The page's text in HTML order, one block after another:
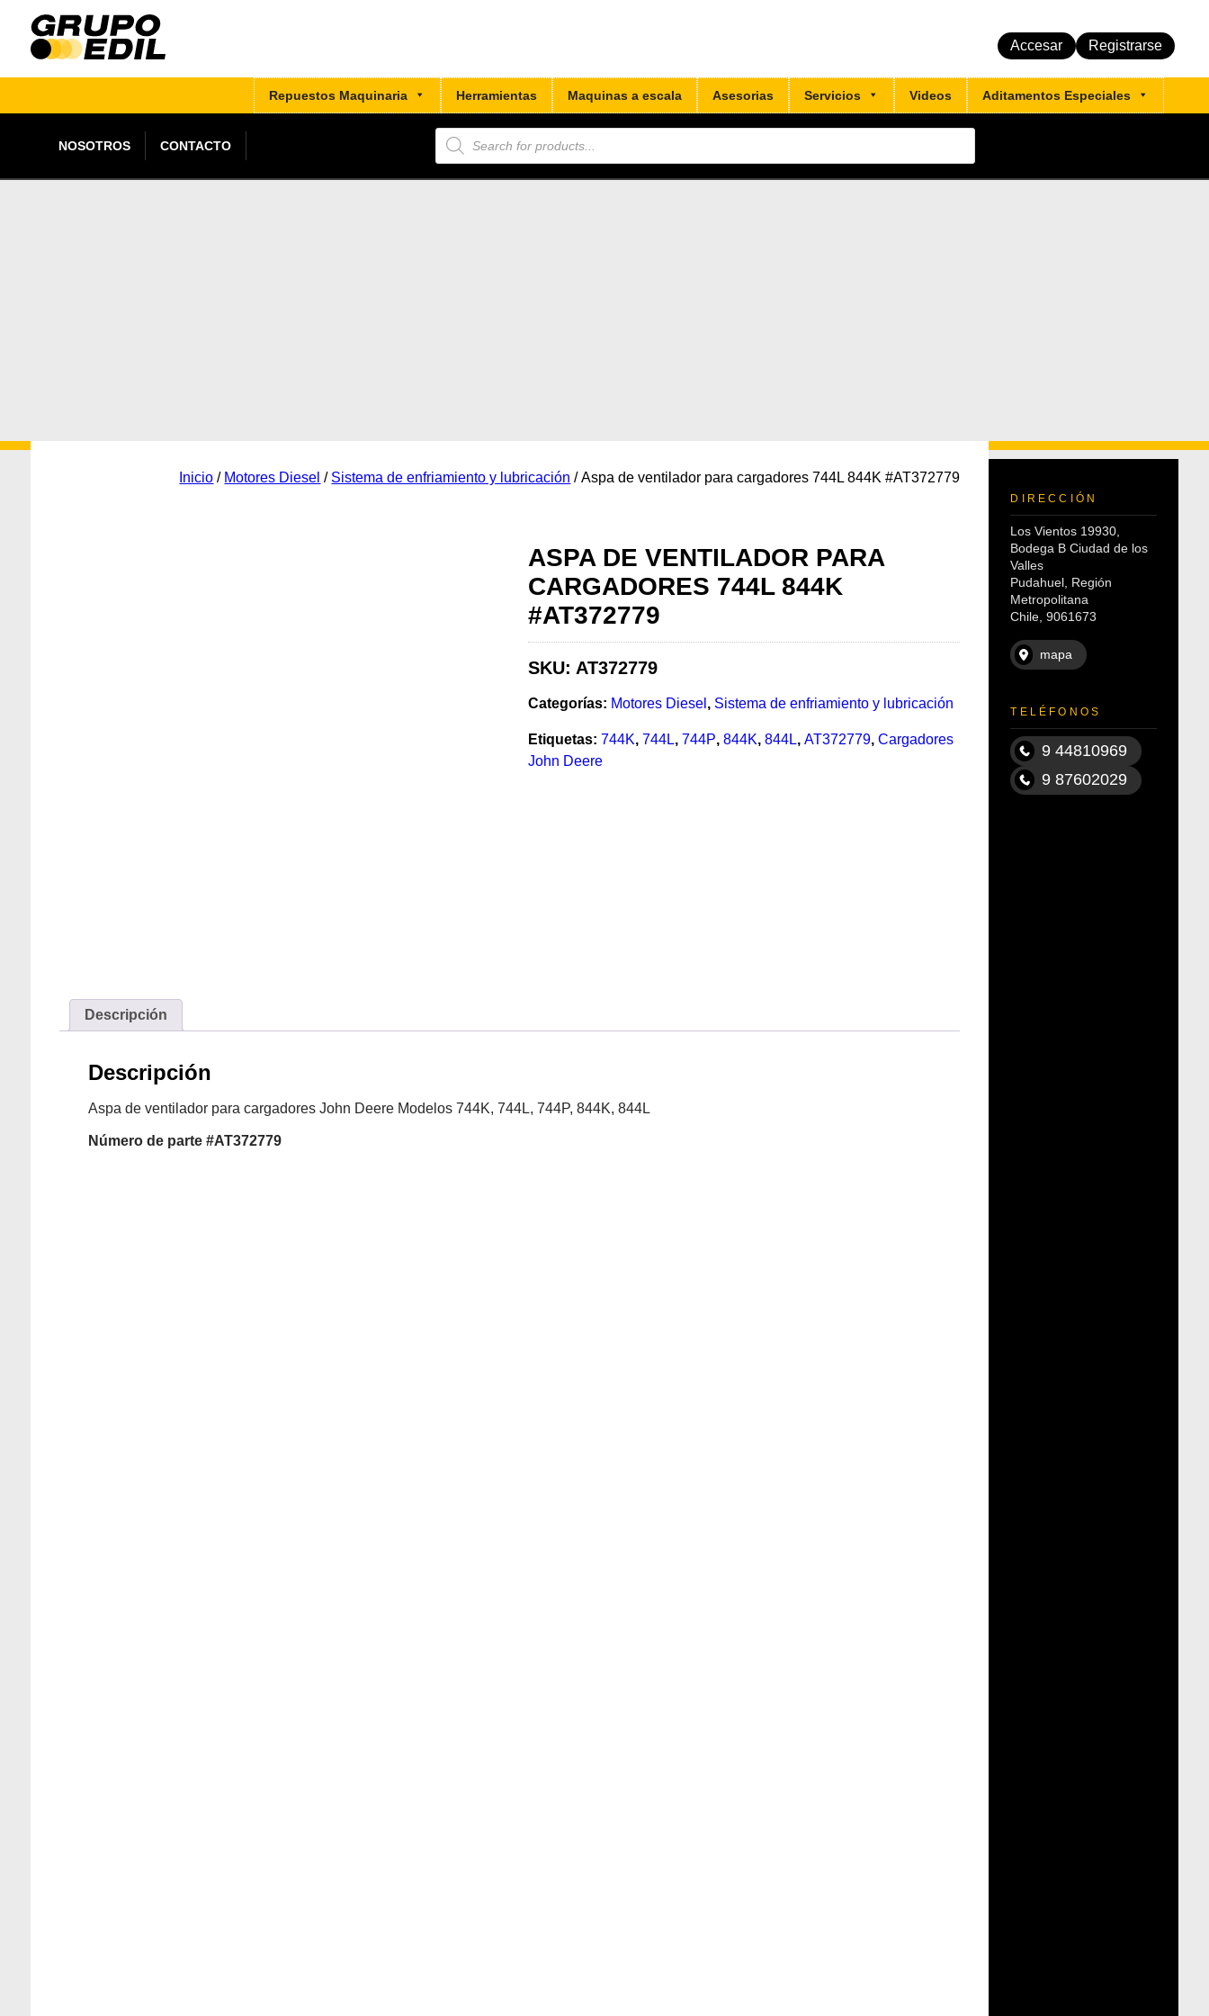
Accesar Registrarse
Repuestos Maquinaria Herramientas Maquinas a escala Asesorias Servicios Videos Aditamentos Especiales
NOSOTROS CONTACTO
Búsqueda
de
productos
Inicio / Motores Diesel / Sistema de enfriamiento y lubricación / Aspa de ventilador para cargadores 744L 844K #AT372779
ASPA DE VENTILADOR PARA
CARGADORES 744L 844K
#AT372779
SKU: AT372779
Categorías: Motores Diesel , Sistema de enfriamiento y lubricación
Etiquetas: 744K, 744L, 744P, 844K, 844L, AT372779, Cargadores
John Deere
Descripción
Descripción
Aspa de ventilador para cargadores John Deere Modelos 744K, 744L, 744P, 844K, 844L
Númerode parte #AT372779
DIRECCIÓN
Los Vientos 19930,
Bodega B Ciudad de los
Valles
Pudahuel, Región
Metropolitana
Chile, 9061673
mapa
TELÉFONOS
9 44810969
9 87602029